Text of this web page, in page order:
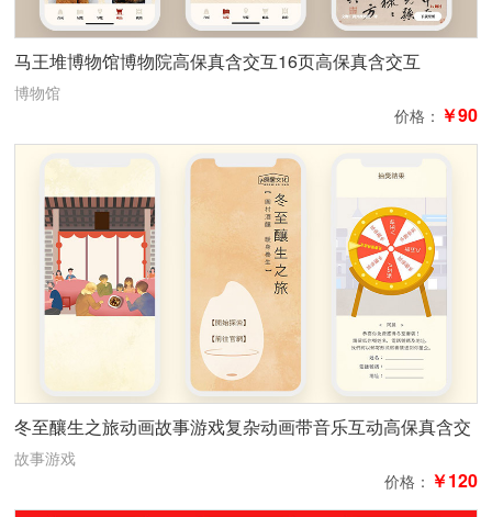
马王堆博物馆博物院高保真含交互16页高保真含交互
博物馆
价格： ￥90
冬至釀生之旅动画故事游戏复杂动画带音乐互动高保真含交
互
故事游戏
价格： ￥120